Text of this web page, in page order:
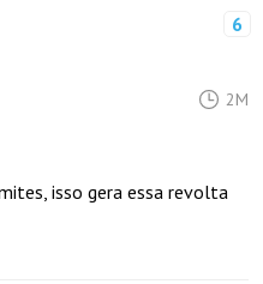
6
2M
isso gera essa revolta